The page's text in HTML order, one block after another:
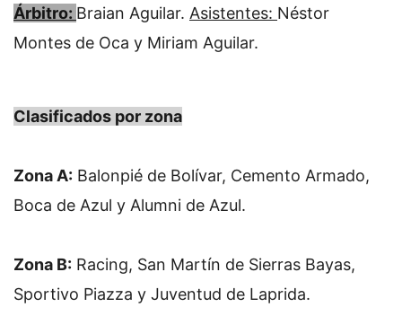
Árbitro: Braian Aguilar. Asistentes: Néstor
Montes de Oca y Miriam Aguilar.
Clasificados por zona
Zona A: Balonpié de Bolívar, Cemento Armado,
Boca de Azul y Alumni de Azul.
Zona B: Racing, San Martín de Sierras Bayas,
Sportivo Piazza y Juventud de Laprida.